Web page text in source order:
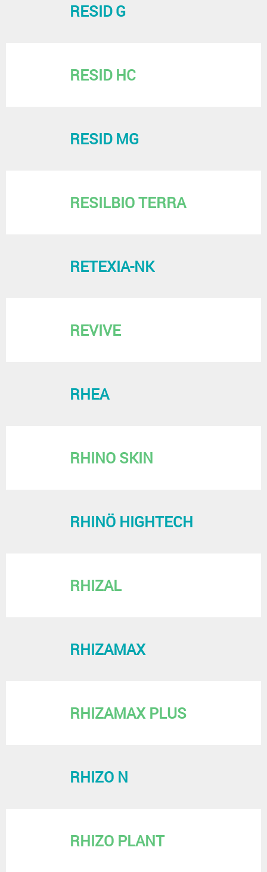
RESID G
RESID HC
RESID MG
RESILBIO TERRA
RETEXIA-NK
REVIVE
RHEA
RHINO SKIN
RHINÖ HIGHTECH
RHIZAL
RHIZAMAX
RHIZAMAX PLUS
RHIZO N
RHIZO PLANT